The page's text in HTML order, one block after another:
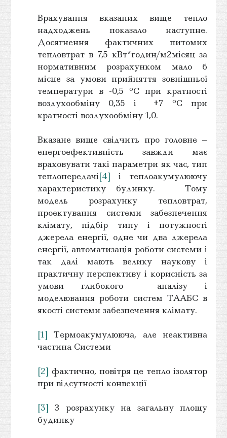
Врахування вказаних вище тепло
надходжень показало наступне.
Досягнення фактичних питомих
тепловтрат в 7,5 кВт*годин/м2місяц за
нормативним розрахунком мало б
місце за умови прийняття зовнішньої
температури в -0,5оС при кратності
воздухообміну 0,35 і +7оС при
кратності воздухообміну 1,0.
Вказане вище свідчить про головне –
енергоефективність завжди має
враховувати такі параметри як час, тип
теплопередачі[4] і теплоакумулюючу
характеристику будинку. Тому
модель розрахунку тепловтрат,
проектування системи забезпечення
клімату, підбір типу і потужності
джерела енергії, одне чи два джерела
енергії, автоматизація роботи системи і
так далі мають велику наукову і
практичну перспективу і корисність за
умови глибокого аналізу і
моделювання роботи систем ТААБС в
якості системи забезпечення клімату.
[1] Термоакумулююча, але неактивна
частина Системи
[2] фактично, повітря це тепло ізолятор
при відсутності конвекції
[3] З розрахунку на загальну площу
будинку